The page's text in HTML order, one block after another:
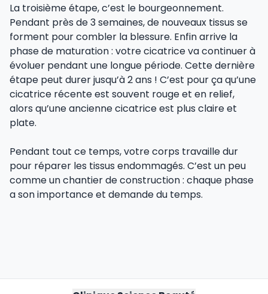
La troisième étape, c’est le bourgeonnement.
Pendant près de 3 semaines, de nouveaux tissus se
forment pour combler la blessure. Enfin arrive la
phase de maturation : votre cicatrice va continuer à
évoluer pendant une longue période. Cette dernière
étape peut durer jusqu’à 2 ans ! C’est pour ça qu’une
cicatrice récente est souvent rouge et en relief,
alors qu’une ancienne cicatrice est plus claire et
plate.
Pendant tout ce temps, votre corps travaille dur
pour réparer les tissus endommagés. C’est un peu
comme un chantier de construction : chaque phase
a son importance et demande du temps.